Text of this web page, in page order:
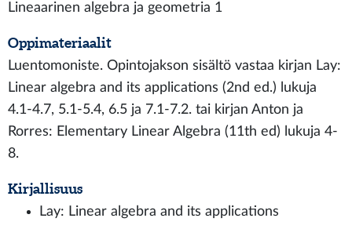
Lineaarinen algebra ja geometria 1
Oppimateriaalit
Luentomoniste. Opintojakson sisältö vastaa kirjan Lay:
Linear algebra and its applications (2nd ed.) lukuja
4.1-4.7, 5.1-5.4, 6.5 ja 7.1-7.2. tai kirjan Anton ja
Rorres: Elementary Linear Algebra (11th ed) lukuja 4-
8.
Kirjallisuus
Lay: Linear algebra and its applications